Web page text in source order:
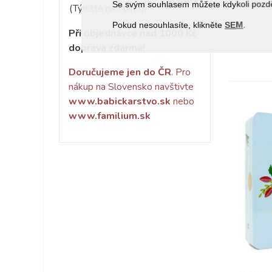
Se svým souhlasem můžete kdykoli
Pokud nesouhlasíte, klikněteSEM.
(Týniště nad Orlicí)
Při objednávce nad 1000 Kč
doprava zdarma!
Doručujeme jen do ČR. Pro
nákup na Slovensko navštivte
www.babickarstvo.sk nebo
www.familium.sk